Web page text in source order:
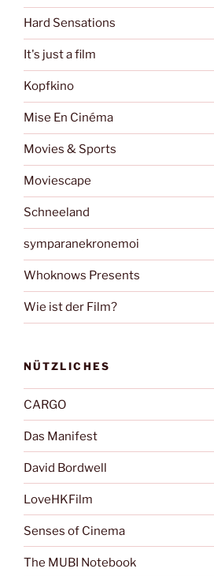
Hard Sensations
It's just a film
Kopfkino
Mise En Cinéma
Movies & Sports
Moviescape
Schneeland
symparanekronemoi
Whoknows Presents
Wie ist der Film?
NÜTZLICHES
CARGO
Das Manifest
David Bordwell
LoveHKFilm
Senses of Cinema
The MUBI Notebook